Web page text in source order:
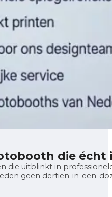
die
die uitblinkt in
geen dertien-in-een-